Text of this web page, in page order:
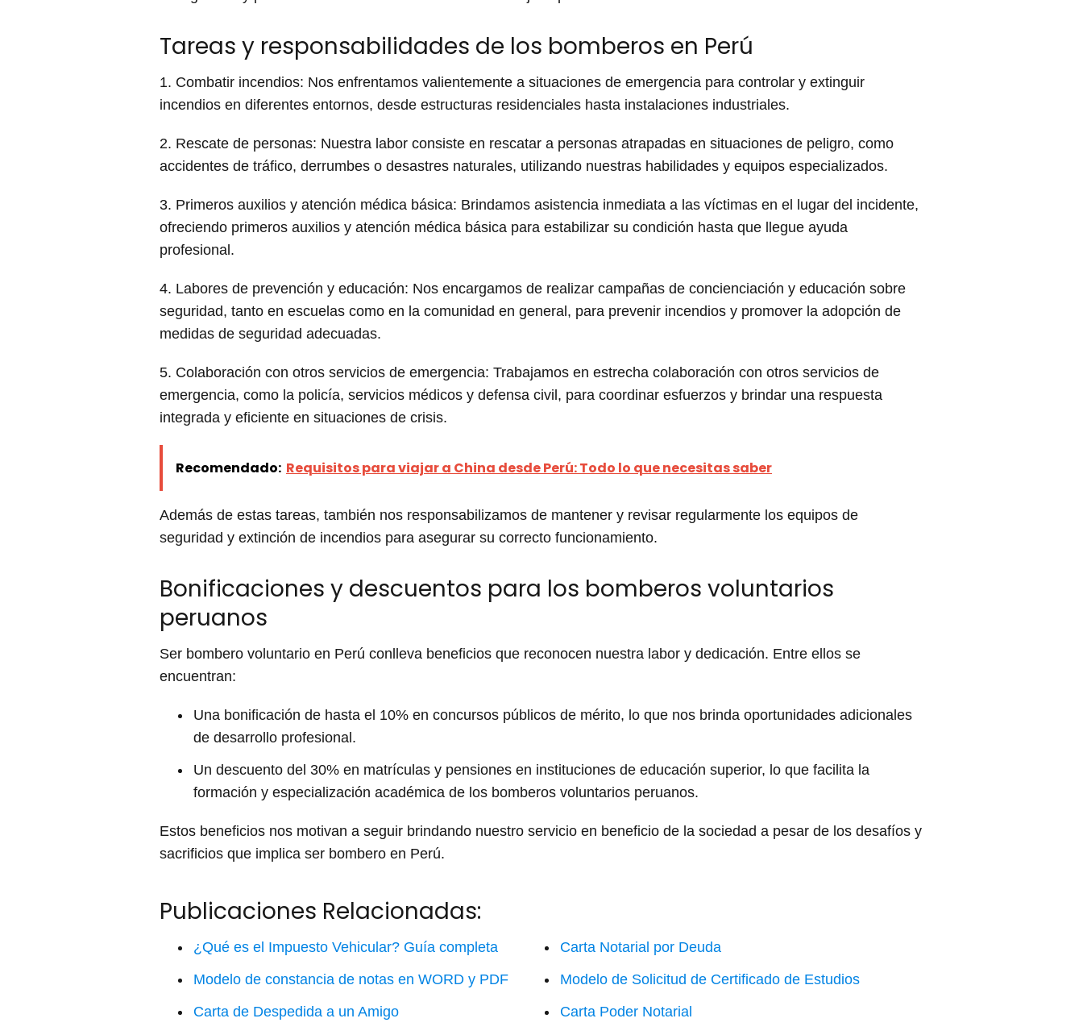
Tareas y responsabilidades de los bomberos en Perú
1. Combatir incendios: Nos enfrentamos valientemente a situaciones de emergencia para controlar y extinguir
incendios en diferentes entornos, desde estructuras residenciales hasta instalaciones industriales.
2. Rescate de personas: Nuestra labor consiste en rescatar a personas atrapadas en situaciones de peligro, como
accidentes de tráfico, derrumbes o desastres naturales, utilizando nuestras habilidades y equipos especializados.
3. Primeros auxilios y atención médica básica: Brindamos asistencia inmediata a las víctimas en el lugar del incidente,
ofreciendo primeros auxilios y atención médica básica para estabilizar su condición hasta que llegue ayuda
profesional.
4. Labores de prevención y educación: Nos encargamos de realizar campañas de concienciación y educación sobre
seguridad, tanto en escuelas como en la comunidad en general, para prevenir incendios y promover la adopción de
medidas de seguridad adecuadas.
5. Colaboración con otros servicios de emergencia: Trabajamos en estrecha colaboración con otros servicios de
emergencia, como la policía, servicios médicos y defensa civil, para coordinar esfuerzos y brindar una respuesta
integrada y eficiente en situaciones de crisis.
Recomendado: Requisitos para viajar a China desde Perú: Todo lo que necesitas saber
Además de estas tareas, también nos responsabilizamos de mantener y revisar regularmente los equipos de
seguridad y extinción de incendios para asegurar su correcto funcionamiento.
Bonificaciones y descuentos para los bomberos voluntarios
peruanos
Ser bombero voluntario en Perú conlleva beneficios que reconocen nuestra labor y dedicación. Entre ellos se
encuentran:
Una bonificación de hasta el 10% en concursos públicos de mérito, lo que nos brinda oportunidades adicionales
de desarrollo profesional.
Un descuento del 30% en matrículas y pensiones en instituciones de educación superior, lo que facilita la
formación y especialización académica de los bomberos voluntarios peruanos.
Estos beneficios nos motivan a seguir brindando nuestro servicio en beneficio de la sociedad a pesar de los desafíos y
sacrificios que implica ser bombero en Perú.
Publicaciones Relacionadas:
¿Qué es el Impuesto Vehicular? Guía completa
Modelo de constancia de notas en WORD y PDF
Carta de Despedida a un Amigo
Carta Notarial por Deuda
Modelo de Solicitud de Certificado de Estudios
Carta Poder Notarial